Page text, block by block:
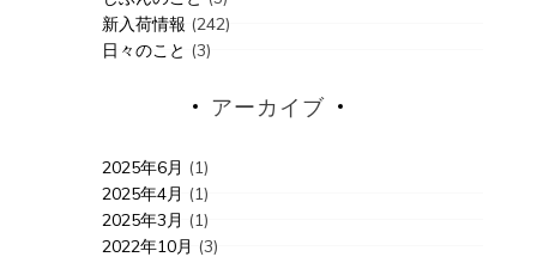
新入荷情報 (242)
日々のこと (3)
アーカイブ
2025年6月 (1)
2025年4月 (1)
2025年3月 (1)
2022年10月 (3)